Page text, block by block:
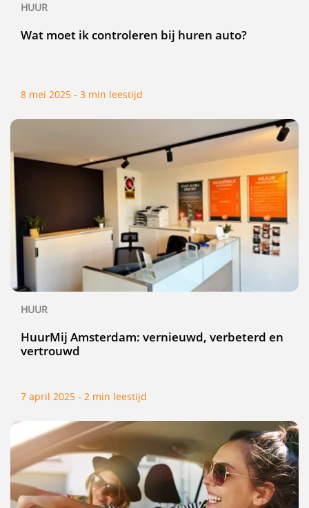
HUUR
Wat moet ik controleren bij huren auto?
8 mei 2025 - 3 min leestijd
HUUR
HuurMij Amsterdam: vernieuwd, verbeterd en
vertrouwd
7 april 2025 - 2 min leestijd